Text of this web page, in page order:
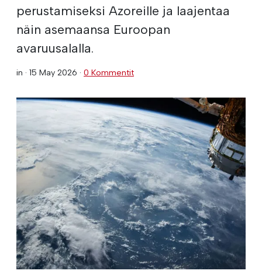
perustamiseksi Azoreille ja laajentaa
näin asemaansa Euroopan
avaruusalalla.
in · 15 May 2026 · 0 Kommentit